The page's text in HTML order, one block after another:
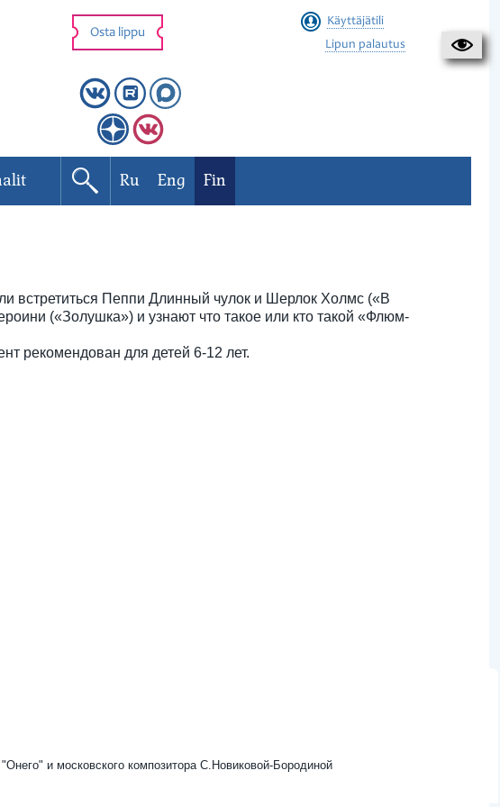
Osta lippu
Käyttäjätili
Lipun palautus
Ru Eng Fin
встретиться Пеппи Длинный чулок и Шерлок Холмс («В
(«Золушка») и узнают что такое или кто такой «Флюм-
рекомендован для детей 6-12 лет.
и московского композитора С.Новиковой-Бородиной